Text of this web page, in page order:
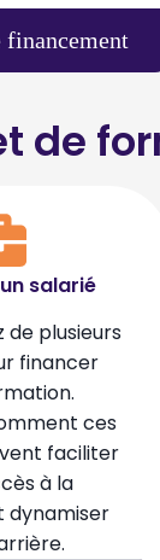
financement
de
salarié
de plusieurs
financer
ces
faciliter
à la
dynamiser